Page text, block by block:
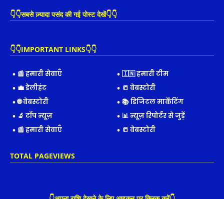
👇👇सबसे ज़्यादा पसंद की गई पोस्ट देखें👇👇
👇👇IMPORTANT LINKS👇👇
📰 हमारी सेवाएँ
🇮🇳 हमारी टीम
💼 डेलीहंट
📒 वेबस्टोरी
🌐 वेबस्टोरी
📚 डिजिटल मार्केटिंग
🔬 टॉप न्यूज़
📊 न्यूज़ रिपोर्टर से जुड़ें
📰 हमारी सेवाएँ
📒 वेबस्टोरी
TOTAL PAGEVIEWS